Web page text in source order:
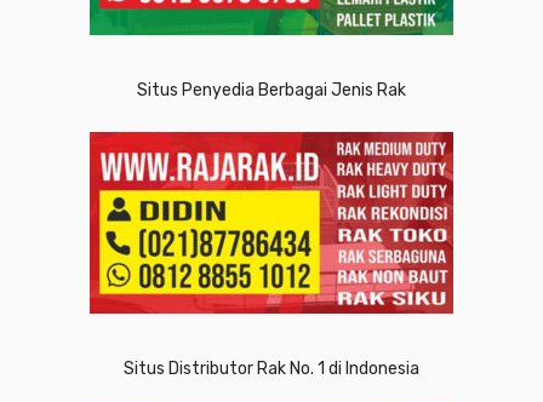
Situs Penyedia Berbagai Jenis Rak
Situs Distributor Rak No. 1 di Indonesia